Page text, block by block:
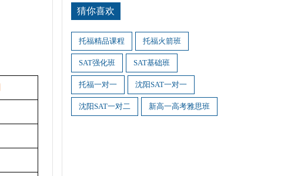
猜你喜欢
托福精品课程 托福火箭班
SAT强化班 SAT基础班
托福一对一 沈阳SAT一对一
沈阳SAT一对二 新高一高考雅思班